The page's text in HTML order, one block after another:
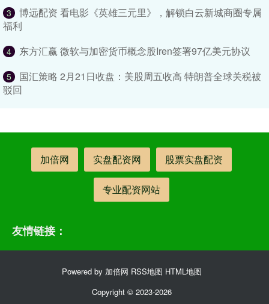
3
博远配资 看电影《英雄三元里》，解锁白云新城商圈专属
福利
4 东方汇赢 微软与加密货币概念股Iren签署97亿美元协议
5
国汇策略 2月21日收盘：美股周五收高 特朗普全球关税被
驳回
加倍网 实盘配资网 股票实盘配资
专业配资网站
友情链接：
Powered by 加倍网 RSS地图 HTML地图
Copyright © 2023-2026